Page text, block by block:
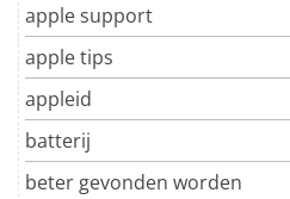
apple support
apple tips
appleid
batterij
beter gevonden worden